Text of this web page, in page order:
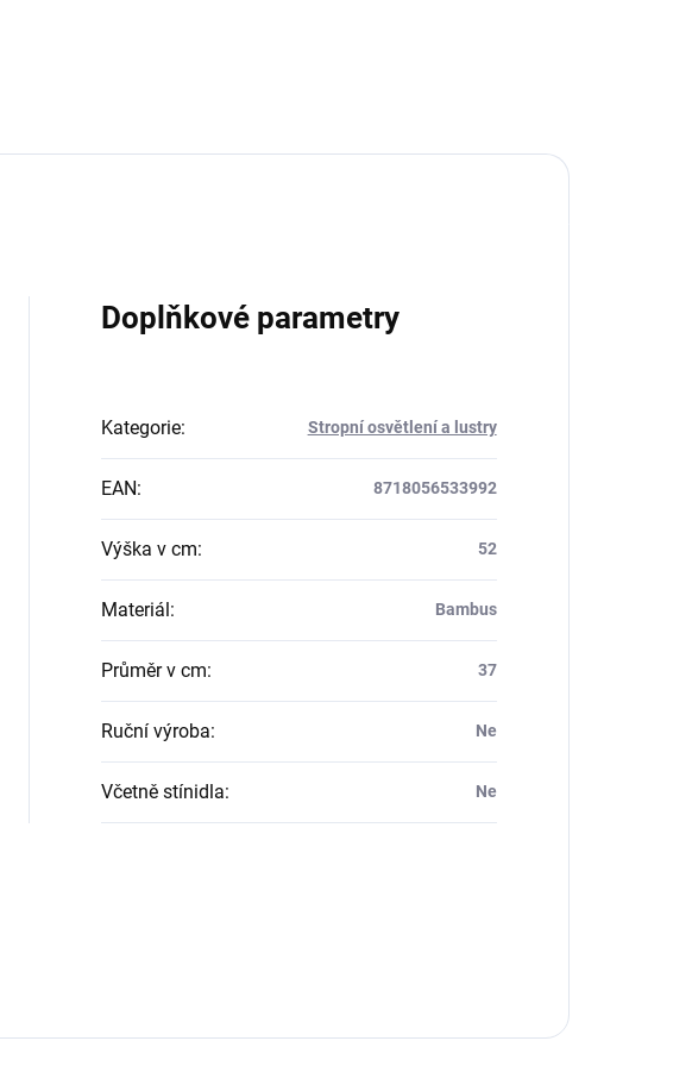
Doplňkové parametry
Kategorie: Stropní osvětlení a lustry
EAN: 8718056533992
Výška v cm: 52
Materiál: Bambus
Průměr v cm: 37
Ruční výroba: Ne
Včetně stínidla: Ne